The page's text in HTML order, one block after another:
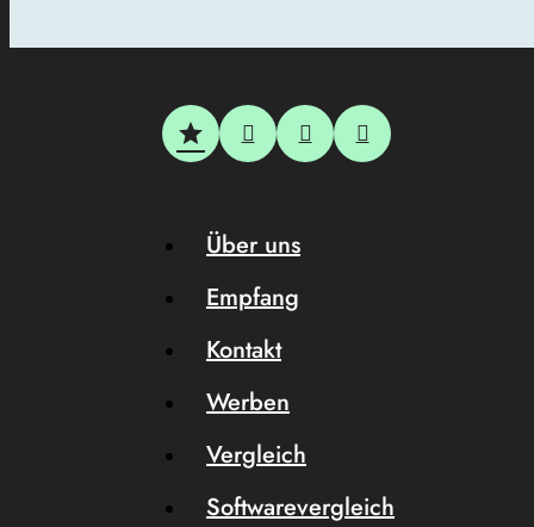
Über uns
Empfang
Kontakt
Werben
Vergleich
Softwarevergleich